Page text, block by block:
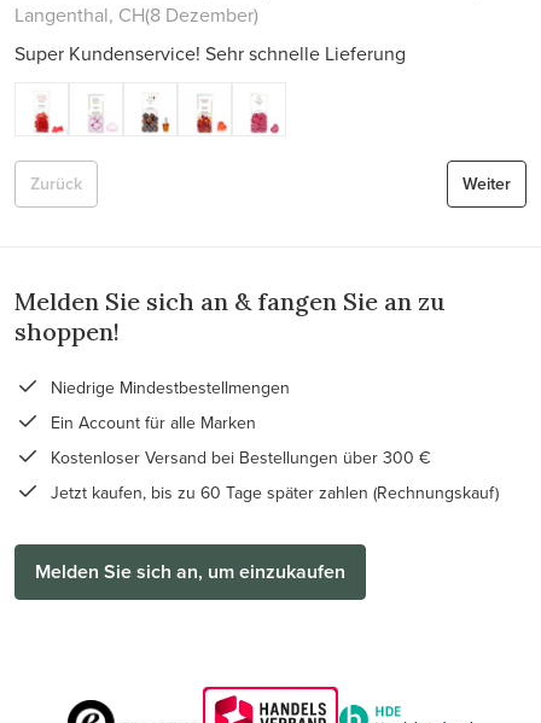
Langenthal, CH(8 Dezember)
Super Kundenservice! Sehr schnelle Lieferung
Weiter
Zurück
Melden Sie sich an & fangen Sie an zu
shoppen!
Niedrige Mindestbestellmengen
Ein Account für alle Marken
Kostenloser Versand bei Bestellungen über 300 €
Jetzt kaufen, bis zu 60 Tage später zahlen (Rechnungskauf)
Melden Sie sich an, um einzukaufen